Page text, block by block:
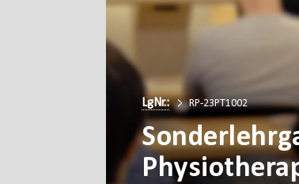
LgNr.: RP-23PT1002